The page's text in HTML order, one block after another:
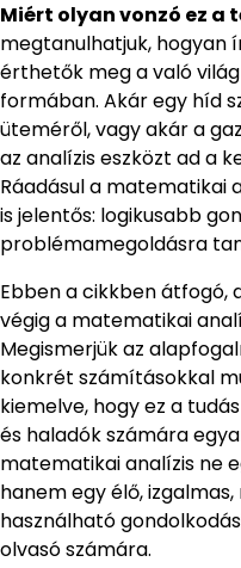
Miért olyan vonzó ez a
megtanulhatjuk, hogyan
érthetők meg a való
formában. Akár egy híd
üteméről, vagy akár a
az analízis eszközt ad a
Ráadásul a matematikai
is jelentős: logikusabb
problémamegoldásra
Ebben a cikkben átfogó,
végig a matematikai
Megismerjük az
konkrét számításokkal
kiemelve, hogy ez a
és haladók számára
matematikai analízis ne
hanem egy élő,
használható
olvasó számára.